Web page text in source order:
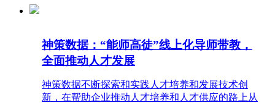
神策数据：“能师高徒”线上化导师带教，
全面推动人才发展
神策数据不断探索和实践人才培养和发展技术创
新，在帮助企业推动人才培养和人才供应的路上从